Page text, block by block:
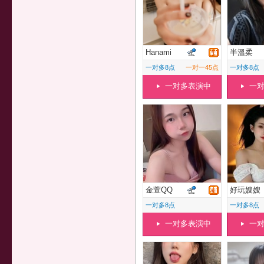
Hanami
一对多8点 一对一45点
一对多表演中
半溫柔
一对多8点
一
金萱QQ
一对多8点
一对多表演中
好玩嫂嫂
一对多8点
一